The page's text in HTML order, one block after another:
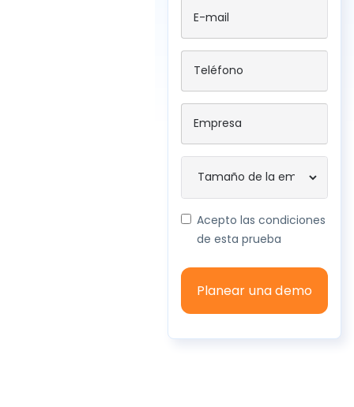
Acepto las condiciones
de esta prueba